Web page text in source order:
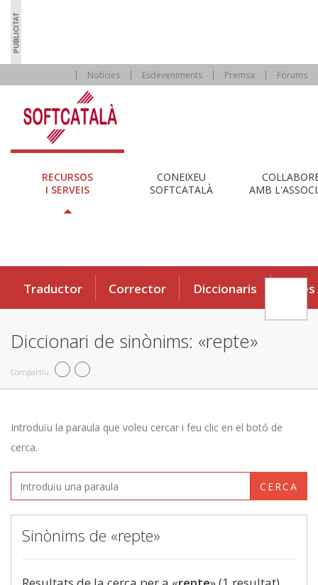
Notícies Esdeveniments Premsa Fòrums
RECURSOS
I SERVEIS
CONEIXEU
SOFTCATALÀ
AMB
Traductor Corrector Diccionaris Eines
Diccionari de sinònims: «repte»
Compartiu
Introduïu la paraula que voleu cercar i feu clic en el botó de
cerca.
CERCA
Sinònims de «repte»